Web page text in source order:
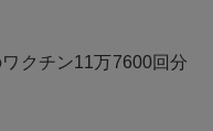
クチン11万7600回分